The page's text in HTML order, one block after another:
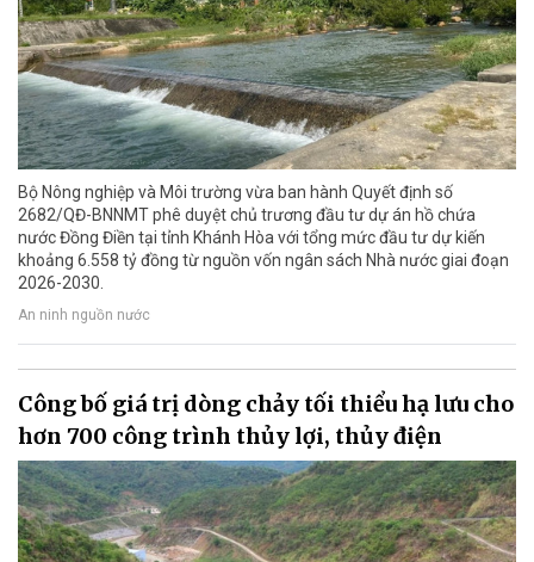
Bộ Nông nghiệp và Môi trường vừa ban hành Quyết định số
2682/QĐ-BNNMT phê duyệt chủ trương đầu tư dự án hồ chứa
nước Đồng Điền tại tỉnh Khánh Hòa với tổng mức đầu tư dự kiến
khoảng 6.558 tỷ đồng từ nguồn vốn ngân sách Nhà nước giai đoạn
2026-2030.
An ninh nguồn nước
Công bố giá trị dòng chảy tối thiểu hạ lưu cho
hơn 700 công trình thủy lợi, thủy điện